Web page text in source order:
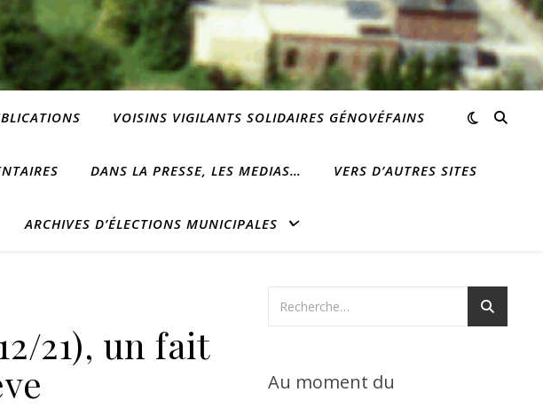
VOISINS VIGILANTS SOLIDAIRES GÉNOVÉFAINS
DANS LA PRESSE, LES MEDIAS… VERS D’AUTRES SITES
ARCHIVES D’ÉLECTIONS MUNICIPALES
21), un fait
Au moment du